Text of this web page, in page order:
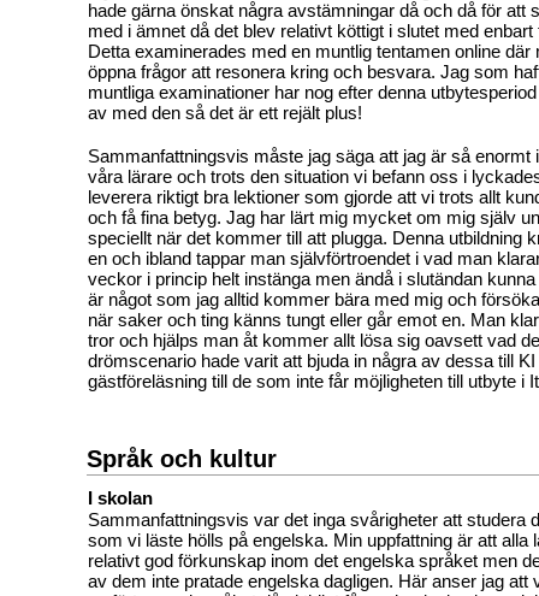
hade gärna önskat några avstämningar då och då för att
med i ämnet då det blev relativt köttigt i slutet med enbart
Detta examinerades med en muntlig tentamen online där
öppna frågor att resonera kring och besvara. Jag som
muntliga examinationer har nog efter denna
av med den så det är ett rejält plus!
Sammanfattningsvis måste jag säga att jag är så enormt
våra lärare och trots den situation vi befann oss i
leverera riktigt bra lektioner som gjorde att vi trots allt
och få fina betyg. Jag har lärt mig mycket om mig själv
speciellt när det kommer till att plugga. Denna utbildning
en och ibland tappar man självförtroendet i vad man
veckor i princip helt instänga men ändå i slutändan
är något som jag alltid kommer bära med mig och
när saker och ting känns tungt eller går emot en. Man
tror och hjälps man åt kommer allt lösa sig oavsett vad
drömscenario hade varit att bjuda in några av dessa till
gästföreläsning till de som inte får möjligheten till utbyte i
Språk och kultur
I skolan
Sammanfattningsvis var det inga svårigheter att studera
som vi läste hölls på engelska. Min uppfattning är att alla
relativt god förkunskap inom det engelska språket men
av dem inte pratade engelska dagligen. Här anser jag att